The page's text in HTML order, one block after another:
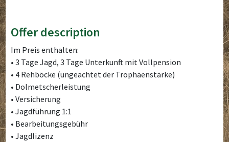
Offer description
Im Preis enthalten:
• 3 Tage Jagd, 3 Tage Unterkunft mit Vollpension
• 4 Rehböcke (ungeachtet der Trophäenstärke)
• Dolmetscherleistung
• Versicherung
• Jagdführung 1:1
• Bearbeitungsgebühr
• Jagdlizenz